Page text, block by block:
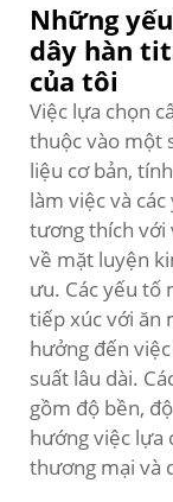
Những
dây hàn
của tôi
Việc lựa chọn
thuộc vào một
liệu cơ bản,
làm việc và
tương thích với
về mặt luyện
ưu. Các yếu tố
tiếp xúc với ăn
hưởng đến
suất lâu dài.
gồm độ bền,
hướng việc lựa
thương mại và